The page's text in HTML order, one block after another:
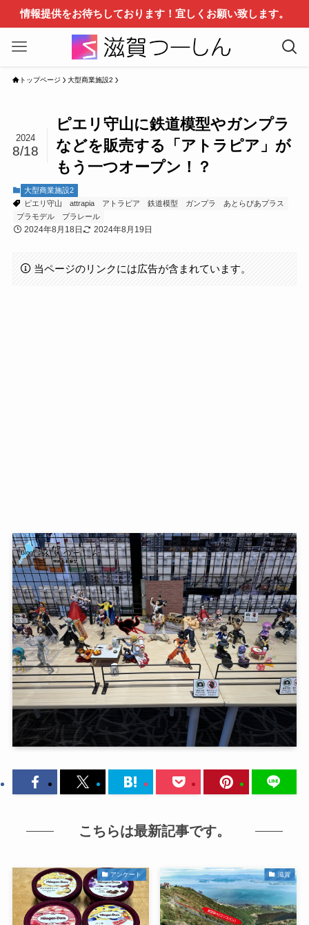
情報提供をお待ちしております！宜しくお願い致します。
トップページ 大型商業施設2
ピエリ守山に鉄道模型やガンプラ
などを販売する「アトラピア」が
もう一つオープン！？
2024
8/18
大型商業施設2
ピエリ守山
attrapia アトラピア 鉄道模型 ガンプラ
あとらぴあプラス
プラモデル
プラレール
2024年8月18日 2024年8月19日
当ページのリンクには広告が含まれています。
こちらは最新記事です。
アンケート 滋賀